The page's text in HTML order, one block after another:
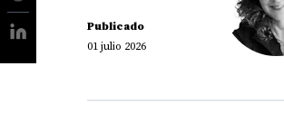
Publicado
01 julio 2026